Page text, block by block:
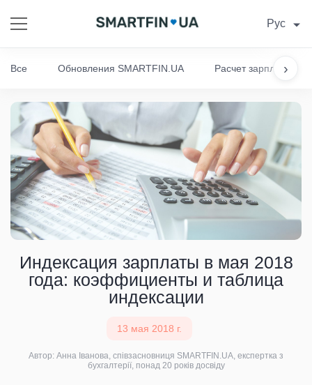
Рус
›
Все Обновления SMARTFIN.UA Расчет зарплаты
Индексация зарплаты в мая 2018
года: коэффициенты и таблица
индексации
13 мая 2018 г.
Автор: Анна Іванова, співзасновниця SMARTFIN.UA, експертка з
бухгалтерії, понад 20 років досвіду